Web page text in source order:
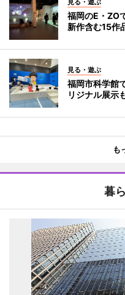
福岡のE・ZO
新作含む15作
見る・遊ぶ
福岡市科学館
リジナル展示
も
暮